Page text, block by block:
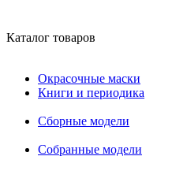
Каталог товаров
Окрасочные маски
Книги и периодика
Сборные модели
Собранные модели